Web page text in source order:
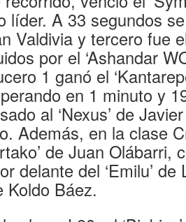
líder. A 33 segundos
Valdivia y tercero fue
por el ‘Ashandar
1 ganó el
en 1 minuto y
al ‘Nexus’ de
Además, en la clase
de Juan Olábarri,
delante del ‘Emilu’
Koldo Báez.